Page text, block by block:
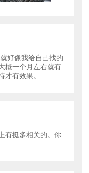
好像我给自己找的
概一个月左右就有
才有效果。
有挺多相关的。你